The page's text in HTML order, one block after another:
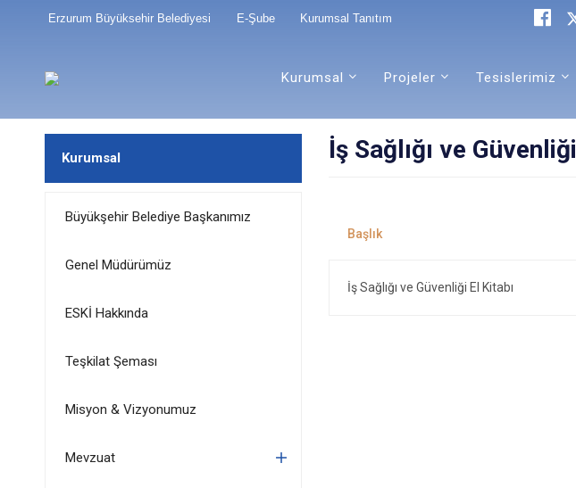
Erzurum Büyüksehir Belediyesi E-Şube Kurumsal Tanıtım
Kurumsal Projeler Tesislerimiz
Kurumsal
Büyükşehir Belediye Başkanımız
Genel Müdürümüz
ESKİ Hakkında
Teşkilat Şeması
Misyon & Vizyonumuz
Mevzuat
İş Sağlığı ve Güvenliği
İş Sağlığı ve Güvenliği El Kitabı